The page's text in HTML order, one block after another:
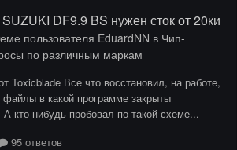
DF9.9 BS нужен сток от 20ки
пользователя EduardNN в Чип-
по различным маркам
Toxicblade Все что восстановил, на работе,
в какой программе закрыты
А кто нибудь пробовал по такой схеме...
95 ответов